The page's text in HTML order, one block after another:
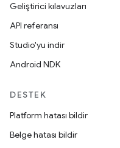
Geliştirici kılavuzları
API referansı
Studio'yu indir
Android NDK
DESTEK
Platform hatası bildir
Belge hatası bildir